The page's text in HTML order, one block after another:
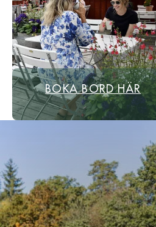
BOKA BORD HÄR